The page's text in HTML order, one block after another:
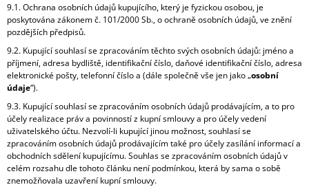
9.1. Ochrana osobních údajů kupujícího, který je fyzickou osobou, je
poskytována zákonem č. 101/2000 Sb., o ochraně osobních údajů, ve znění
pozdějších předpisů.
9.2. Kupující souhlasí se zpracováním těchto svých osobních údajů: jméno a
příjmení, adresa bydliště, identifikační číslo, daňové identifikační číslo, adresa
elektronické pošty, telefonní číslo a (dále společně vše jen jako „osobní
údaje“).
9.3. Kupující souhlasí se zpracováním osobních údajů prodávajícím, a to pro
účely realizace práv a povinností z kupní smlouvy a pro účely vedení
uživatelského účtu. Nezvolí-li kupující jinou možnost, souhlasí se
zpracováním osobních údajů prodávajícím také pro účely zasílání informací a
obchodních sdělení kupujícímu. Souhlas se zpracováním osobních údajů v
celém rozsahu dle tohoto článku není podmínkou, která by sama o sobě
znemožňovala uzavření kupní smlouvy.